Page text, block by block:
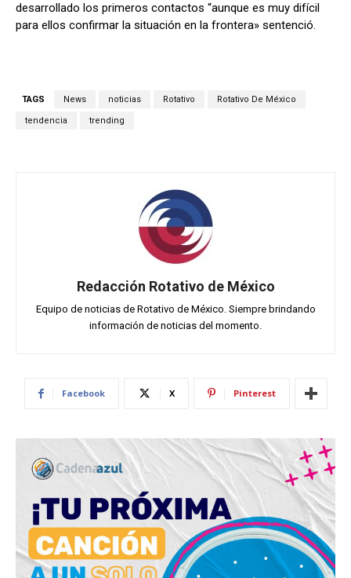
desarrollado los primeros contactos “aunque es muy difícil
para ellos confirmar la situación en la frontera» sentenció.
TAGS News noticias Rotativo Rotativo De México
tendencia trending
Redacción Rotativo de México
Equipo de noticias de Rotativo de México. Siempre brindando
información de noticias del momento.
Facebook X Pinterest